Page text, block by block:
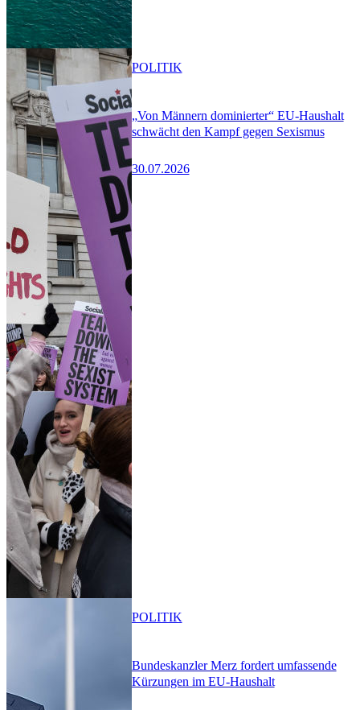
„Von Männern dominierter“ EU-Haushalt
schwächt den Kampf gegen Sexismus
30.07.2026
POLITIK
Bundeskanzler Merz fordert umfassende
Kürzungen im EU-Haushalt
POLITIK